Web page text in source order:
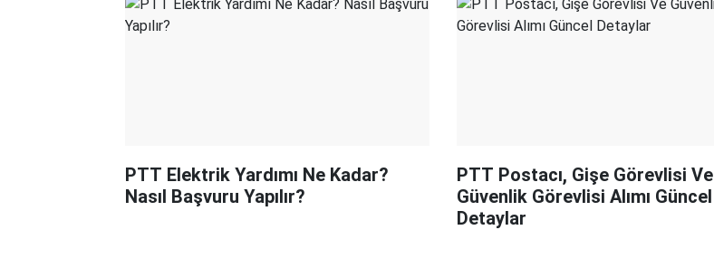
PTT Elektrik Yardımı Ne Kadar?
Nasıl Başvuru Yapılır?
PTT Postacı, Gişe Görevlisi Ve
Güvenlik Görevlisi Alımı Güncel
Detaylar